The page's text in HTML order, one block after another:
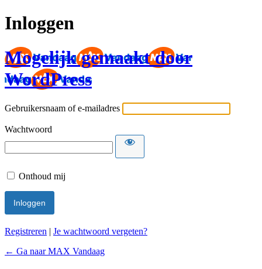
Inloggen
Mogelijk gemaakt door
WordPress
Gebruikersnaam of e-mailadres
Wachtwoord
Onthoud mij
Registreren | Je wachtwoord vergeten?
← Ga naar MAX Vandaag